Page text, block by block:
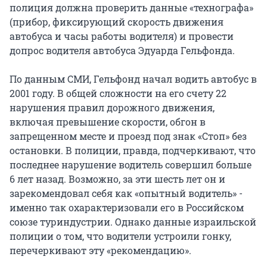
полиция должна проверить данные «технографа»
(прибор, фиксирующий скорость движения
автобуса и часы работы водителя) и провести
допрос водителя автобуса Эдуарда Гельфонда.
По данным СМИ, Гельфонд начал водить автобус в
2001 году. В общей сложности на его счету 22
нарушения правил дорожного движения,
включая превышение скорости, обгон в
запрещенном месте и проезд под знак «Стоп» без
остановки. В полиции, правда, подчеркивают, что
последнее нарушение водитель совершил больше
6 лет назад. Возможно, за эти шесть лет он и
зарекомендовал себя как «опытный водитель» -
именно так охарактеризовали его в Российском
союзе туриндустрии. Однако данные израильской
полиции о том, что водители устроили гонку,
перечеркивают эту «рекомендацию».